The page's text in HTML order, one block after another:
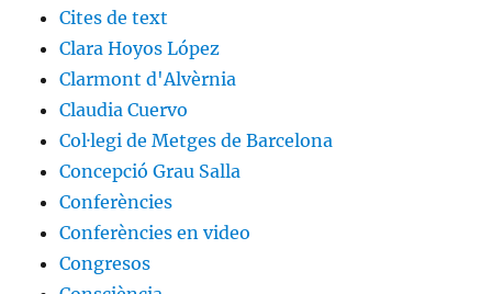
Cites de text
Clara Hoyos López
Clarmont d'Alvèrnia
Claudia Cuervo
Col·legi de Metges de Barcelona
Concepció Grau Salla
Conferències
Conferències en video
Congresos